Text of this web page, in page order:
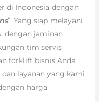
di Indonesia dengan
”. Yang siap melayani
dengan jaminan
tim servis
forklift bisnis Anda
layanan yang kami
harga